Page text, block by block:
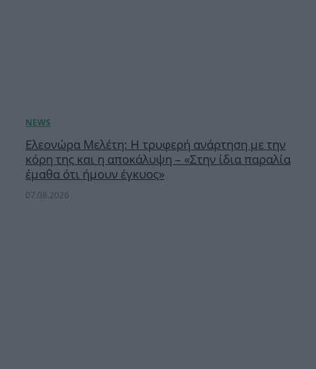
Ελεονώρα Μελέτη: Η τρυφερή ανάρτηση με την
κόρη της και η αποκάλυψη – «Στην ίδια παραλία
έμαθα ότι ήμουν έγκυος»
07.08.2026